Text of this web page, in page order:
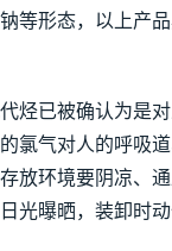
形态，以上产
已被确认为是
氯气对人的呼吸
环境要阴凉、通
曝晒，装卸时动